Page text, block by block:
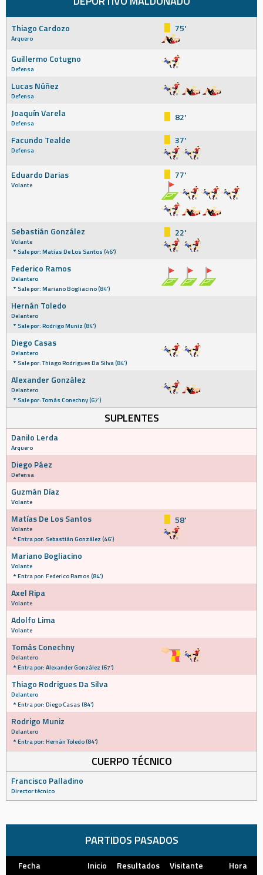
Thiago Cardozo
Arquero
75'
Guillermo Cotugno
Defensa
Lucas Núñez
Defensa
Joaquín Varela
Defensa
82'
Facundo Tealde
Defensa
37'
Eduardo Darias
Volante
77'
Sebastián González
Volante
Sale por: Matías De Los Santos (46')
22'
Federico Ramos
Delantero
Sale por: Mariano Bogliacino (84')
Hernán Toledo
Delantero
Sale por: Rodrigo Muniz (84')
Diego Casas
Delantero
Sale por: Thiago Rodrigues Da Silva (84')
Alexander González
Delantero
Sale por: Tomás Conechny (67')
SUPLENTES
Danilo Lerda
Arquero
Diego Páez
Defensa
Guzmán Díaz
Volante
Matías De Los Santos
Volante
Entra por: Sebastián González (46')
58'
Mariano Bogliacino
Volante
Entra por: Federico Ramos (84')
Axel Ripa
Volante
Adolfo Lima
Volante
Tomás Conechny
Delantero
Entra por: Alexander González (67')
Thiago Rodrigues Da Silva
Delantero
Entra por: Diego Casas (84')
Rodrigo Muniz
Delantero
Entra por: Hernán Toledo (84')
CUERPO TÉCNICO
Francisco Palladino
Director técnico
PARTIDOS PASADOS
Fecha Inicio Resultados Visitante Hora